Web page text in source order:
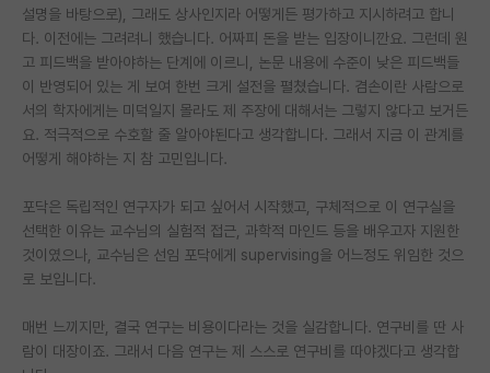
인문사회 계열 게시판
특수/전문대학원 게시판
반도체/AI 게시판
장학금/장학생 게시판
홍보 게시판
커리어
유학교육
이벤트
설명을 바탕으로), 그래도 상사인지라 어떻게든 평가하고 지시하려고 합니
다. 이전에는 그려려니 했습니다. 어짜피 돈을 받는 입장이니깐요. 그런데 원
고 피드백을 받아야하는 단계에 이르니, 논문 내용에 수준이 낮은 피드백들
이 반영되어 있는 게 보여 한번 크게 설전을 펼쳤습니다. 겸손이란 사람으로
서의 학자에게는 미덕일지 몰라도 제 주장에 대해서는 그렇지 않다고 보거든
요. 적극적으로 수호할 줄 알아야된다고 생각합니다. 그래서 지금 이 관계를
어떻게 해야하는 지 참 고민입니다.
포닥은 독립적인 연구자가 되고 싶어서 시작했고, 구체적으로 이 연구실을
선택한 이유는 교수님의 실험적 접근, 과학적 마인드 등을 배우고자 지원한
것이였으나, 교수님은 선임 포닥에게 supervising을 어느정도 위임한 것으
로 보입니다.
매번 느끼지만, 결국 연구는 비용이다라는 것을 실감합니다. 연구비를 딴 사
람이 대장이죠. 그래서 다음 연구는 제 스스로 연구비를 따야겠다고 생각합